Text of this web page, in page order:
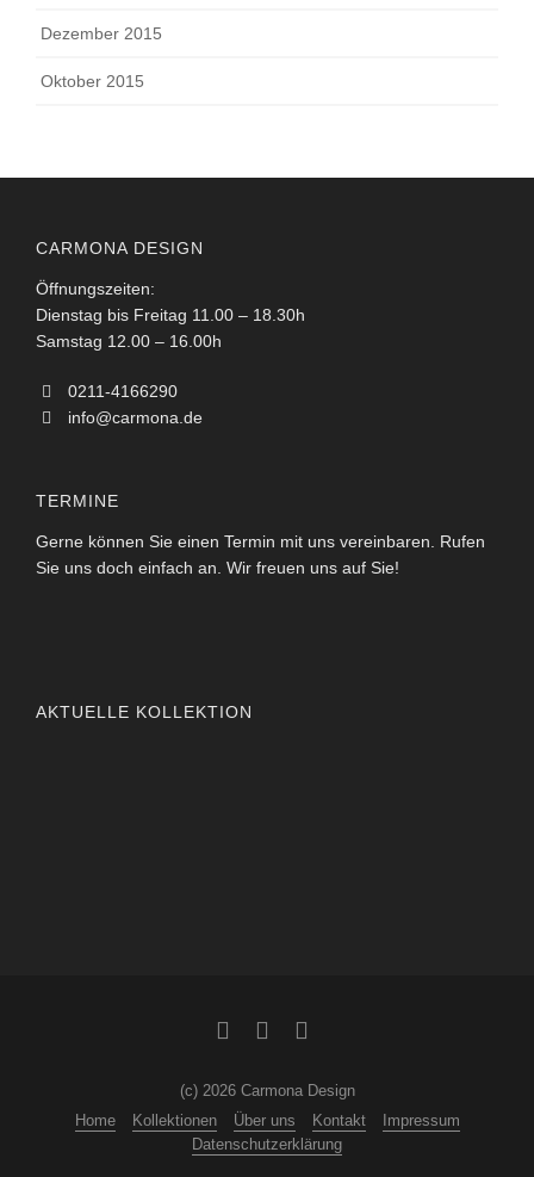
Dezember 2015
Oktober 2015
CARMONA DESIGN
Öffnungszeiten:
Dienstag bis Freitag 11.00 – 18.30h
Samstag 12.00 – 16.00h
0211-4166290
info@carmona.de
TERMINE
Gerne können Sie einen Termin mit uns vereinbaren. Rufen
Sie uns doch einfach an. Wir freuen uns auf Sie!
AKTUELLE KOLLEKTION
(c) 2026 Carmona Design
Home
Kollektionen Über uns Kontakt
Impressum
Datenschutzerklärung